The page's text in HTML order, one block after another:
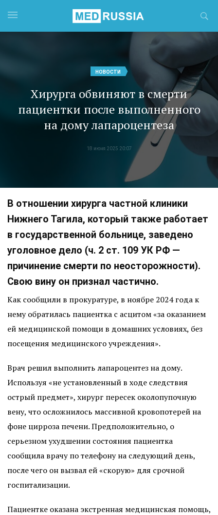
НОВОСТИ
Хирурга обвиняют в смерти
пациентки после выполненного
на дому лапароцентеза
18 июня 2025 20:07
В отношении хирурга частной клиники
Нижнего Тагила, который также работает
в государственной больнице, заведено
уголовное дело (ч. 2 ст. 109 УК РФ —
причинение смерти по неосторожности).
Свою вину он признал частично.
Как сообщили в прокуратуре, в ноябре 2024 года к
нему обратилась пациентка с асцитом «за оказанием
ей медицинской помощи в домашних условиях, без
посещения медицинского учреждения».
Врач решил выполнить лапароцентез на дому.
Используя «не установленный в ходе следствия
острый предмет», хирург пересек околопупочную
вену, что осложнилось массивной кровопотерей на
фоне цирроза печени. Предположительно, о
серьезном ухудшении состояния пациентка
сообщила врачу по телефону на следующий день,
после чего он вызвал ей «скорую» для срочной
госпитализации.
Пациентке оказана экстренная медицинская помощь,